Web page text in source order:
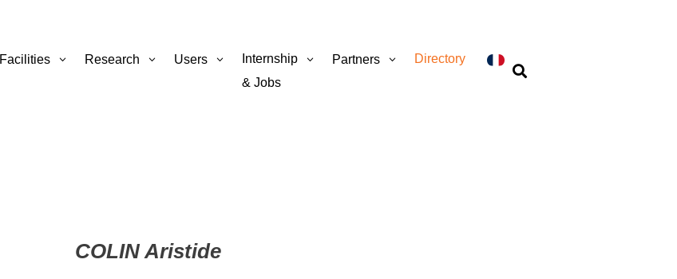
Facilities Research Users
Internship
& Jobs
Partners Directory

COLIN Aristide